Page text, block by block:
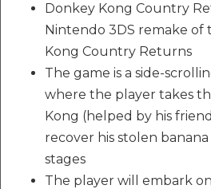
Donkey Kong Country
Nintendo 3DS remake of
Kong Country Returns
The game is a side-
where the player takes
Kong (helped by his
recover his stolen
stages
The player will embark